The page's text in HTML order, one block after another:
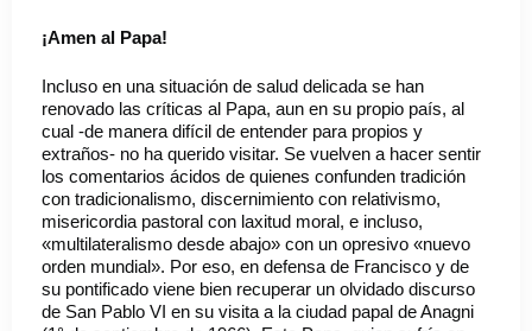
¡Amen al Papa!
Incluso en una situación de salud delicada se han
renovado las críticas al Papa, aun en su propio país, al
cual -de manera difícil de entender para propios y
extraños- no ha querido visitar. Se vuelven a hacer sentir
los comentarios ácidos de quienes confunden tradición
con tradicionalismo, discernimiento con relativismo,
misericordia pastoral con laxitud moral, e incluso,
«multilateralismo desde abajo» con un opresivo «nuevo
orden mundial». Por eso, en defensa de Francisco y de
su pontificado viene bien recuperar un olvidado discurso
de San Pablo VI en su visita a la ciudad papal de Anagni